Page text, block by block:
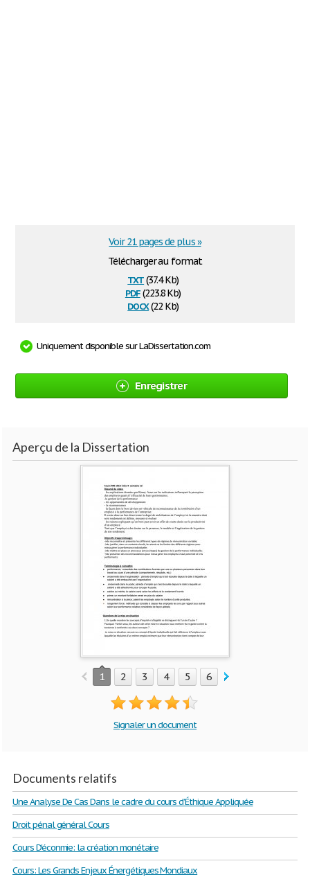
Télécharger au format
txt(37.4 Kb)
pdf(223.8 Kb)
docx(22 Kb)
Voir 21 pages de plus »
Uniquement disponible sur LaDissertation.com
Enregistrer
Aperçu de la Dissertation
1 2 3 4 5 6 7
Signaler un document
Documents relatifs
Une Analyse De Cas Dans le cadre du cours d’Éthique Appliquée
Droit pénal général Cours
Cours D'éconmie: la création monétaire
Cours: Les Grands Enjeux Énergétiques Mondiaux